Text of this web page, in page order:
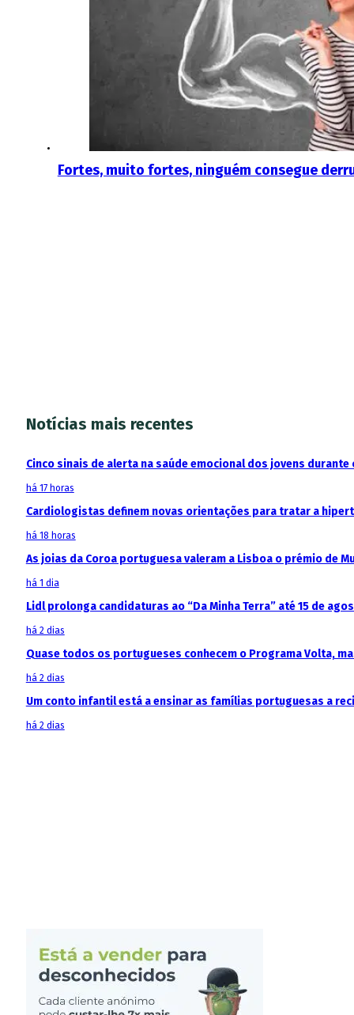
Fortes, muito fortes, ninguém consegue
Notícias mais recentes
Cinco sinais de alerta na saúde emocional dos jovens durante
há 17 horas
Cardiologistas definem novas orientações para tratar a
há 18 horas
As joias da Coroa portuguesa valeram a Lisboa o prémio de
há 1 dia
Lidl prolonga candidaturas ao “Da Minha Terra” até 15 de
há 2 dias
Quase todos os portugueses conhecem o Programa Volta,
há 2 dias
Um conto infantil está a ensinar as famílias portuguesas a
há 2 dias